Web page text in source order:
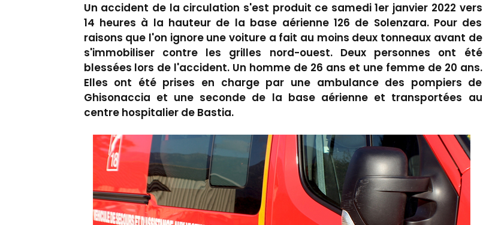
Un accident de la circulation s'est produit ce samedi 1er janvier 2022 vers
14 heures à la hauteur de la base aérienne 126 de Solenzara. Pour des
raisons que l'on ignore une voiture a fait au moins deux tonneaux avant de
s'immobiliser contre les grilles nord-ouest. Deux personnes ont été
blessées lors de l'accident. Un homme de 26 ans et une femme de 20 ans.
Elles ont été prises en charge par une ambulance des pompiers de
Ghisonaccia et une seconde de la base aérienne et transportées au
centre hospitalier de Bastia.